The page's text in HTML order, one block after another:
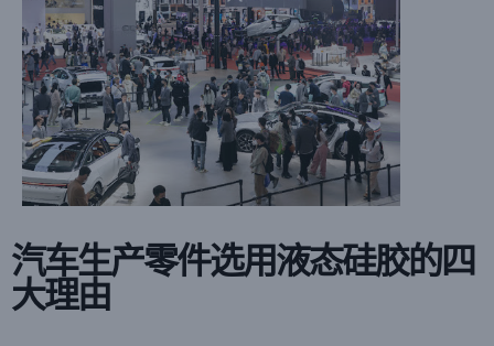
汽车生产零件选用液态硅胶的四
大理由